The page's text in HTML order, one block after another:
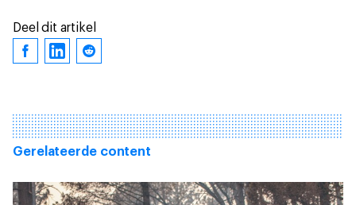
Deel dit artikel
Gerelateerde content